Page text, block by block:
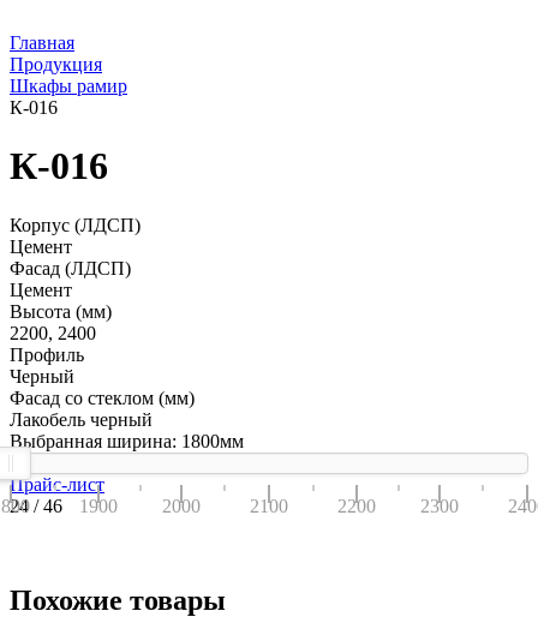
Главная
Продукция
Шкафы рамир
К-016
К-016
Корпус (ЛДСП)
Цемент
Фасад (ЛДСП)
Цемент
Высота (мм)
2200, 2400
Профиль
Черный
Фасад со стеклом (мм)
Лакобель черный
Выбранная ширина: 1800мм
1900 2000 2100 2200 2300
Прайс-лист
24 / 46
Похожие товары